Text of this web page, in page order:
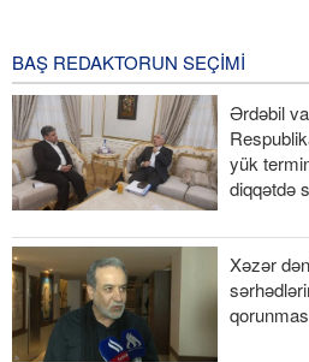
Pezeşkian: Fələstin liderlərinin
edəcəyi hər bir qərarı dəstəkləyirik
Nazir Azərbaycan-Ermənistan
əlavə irəliləyişlər gözlənildiyini deyib
Ruben Rubinyan Ermənistan
Ekspertlər Məclisi: Ali Liderin müdrik
sistemdəki bütün vəzifəli şəxslərin
BAŞ REDAKTORUN SEÇIMI
Ərdəbil
yük
diqqətdə
Xəzər